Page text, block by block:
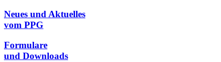
Neues und Aktuelles
vom PPG
Formulare
und Downloads